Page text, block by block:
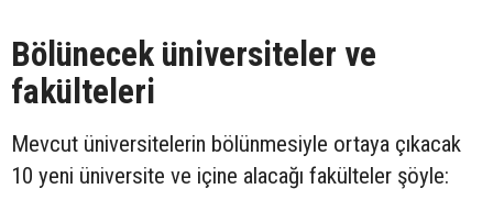
Bölünecek üniversiteler ve
fakülteleri
Mevcut üniversitelerin bölünmesiyle ortaya çıkacak
10 yeni üniversite ve içine alacağı fakülteler şöyle: